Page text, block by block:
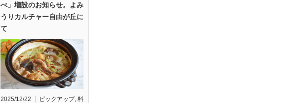
べ」増設のお知らせ。よみ
うりカルチャー自由が丘に
て
2025/12/22 ピックアップ, 料